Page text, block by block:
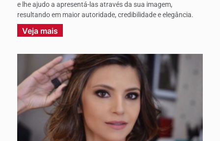
e lhe ajudo a apresentá-las através da sua imagem,
resultando em maior autoridade, credibilidade e elegância.
Veja mais